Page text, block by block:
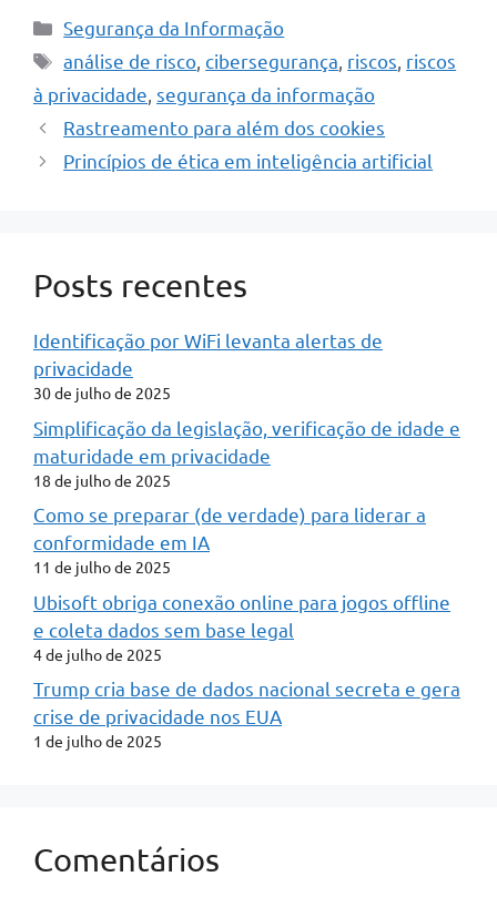
Categorias
Segurança da Informação
Tags
análise de risco ,cibersegurança riscos riscos
à privacidade segurança da informação
Rastreamento para além dos cookies
Princípios de ética em inteligência artificial
Posts recentes
Identificação por WiFi levanta alertas de
privacidade
30 de julho de 2025
Simplificação da legislação, verificação de idade e
maturidade em privacidade
18 de julho de 2025
Como se preparar (de verdade) para liderar a
conformidade em IA
11 de julho de 2025
Ubisoft obriga conexão online para jogos offline
e coleta dados sem base legal
4 de julho de 2025
Trump cria base de dados nacional secreta e gera
crise de privacidade nos EUA
1 de julho de 2025
Comentários